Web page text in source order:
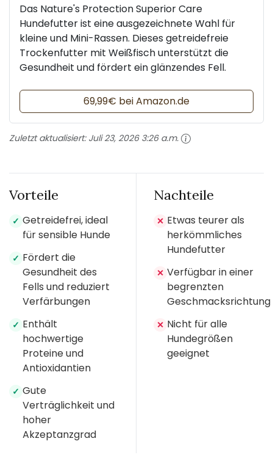
Das Nature's Protection Superior Care
Hundefutter ist eine ausgezeichnete Wahl für
kleine und Mini-Rassen. Dieses getreidefreie
Trockenfutter mit Weißfisch unterstützt die
Gesundheit und fördert ein glänzendes Fell.
69,99€ bei Amazon.de
Zuletzt aktualisiert: Juli 23, 2026 3:26 a.m.
Vorteile
✓ Getreidefrei, ideal
für sensible Hunde
✓ Fördert die
Gesundheit des
Fells und reduziert
Verfärbungen
✓ Enthält
hochwertige
Proteine und
Antioxidantien
✓ Gute
Verträglichkeit und
hoher
Akzeptanzgrad
Nachteile
✕ Etwas teurer als
herkömmliches
Hundefutter
✕ Verfügbar in einer
begrenzten
Geschmacksrichtung
✕ Nicht für alle
Hundegrößen
geeignet